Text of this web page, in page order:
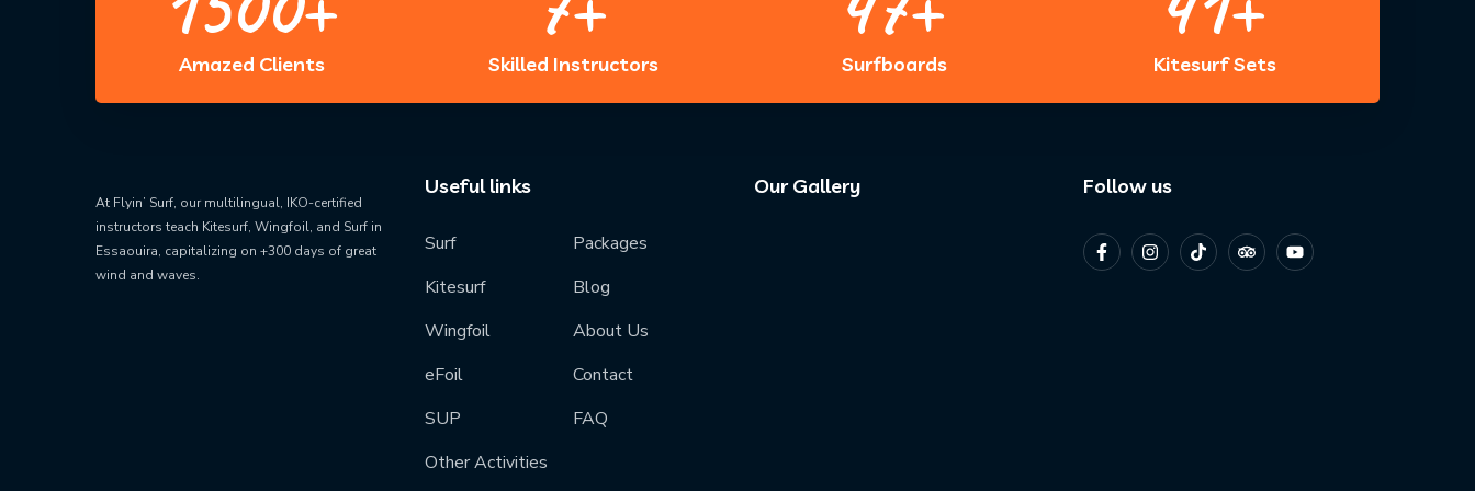
Amazed Clients Skilled Instructors Surfboards Kitesurf Sets
At Flyin’ Surf, our multilingual, IKO-certified
instructors teach Kitesurf, Wingfoil, and Surf in
Essaouira, capitalizing on +300 days of great
wind and waves.
Useful links
Surf
Kitesurf
Wingfoil
eFoil
SUP
Other Activities
Packages
Blog
About Us
Contact
FAQ
Our Gallery Follow us